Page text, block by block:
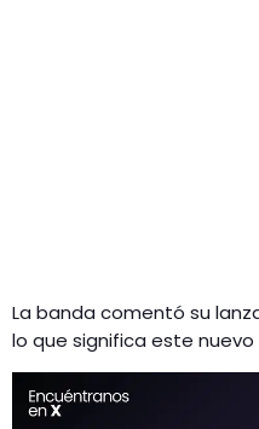
La banda comentó su
lo que significa este nuevo